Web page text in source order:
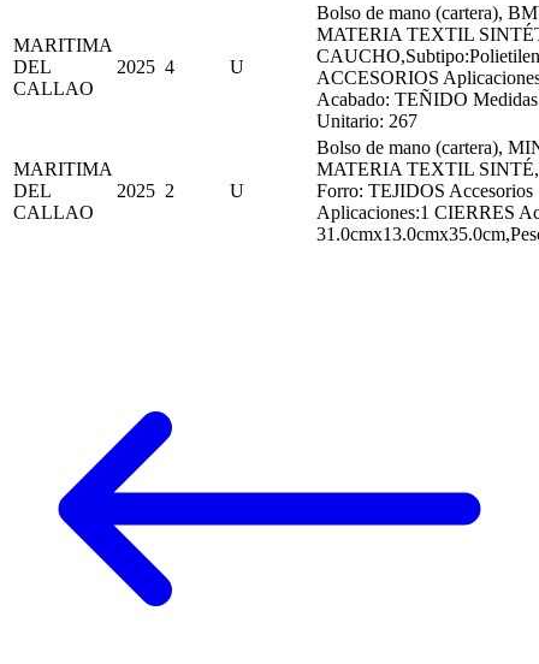
MARITIMA
DEL
CALLAO
2025 4 U
Bolso de mano (cartera),
MATERIA TEXTIL
ACCESORIOS
Acabado: TEÑIDO
Unitario: 267
MARITIMA
DEL
CALLAO
2025 2 U
Bolso de mano (cartera),
MATERIA TEXTIL
Forro: TEJIDOS
Aplicaciones:1 CIERRES